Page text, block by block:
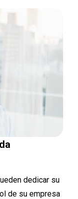
dedicar su
de su empresa